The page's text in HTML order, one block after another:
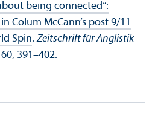
being connected“:
Colum McCann’s post 9/11
Spin.Zeitschrift für Anglistik
391–402.